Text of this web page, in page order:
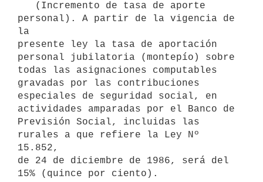
personal). A partir de la vigencia de
la
presente ley la tasa de aportación
personal jubilatoria (montepío) sobre
todas las asignaciones computables
gravadas por las contribuciones
especiales de seguridad social, en
actividades amparadas por el Banco de
Previsión Social, incluidas las
rurales a que refiere la Ley Nº
15.852,
de 24 de diciembre de 1986, será del
15% (quince por ciento).